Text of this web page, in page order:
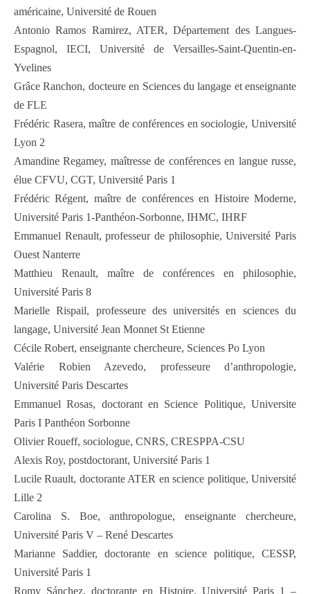
américaine, Université de Rouen
Antonio Ramos Ramirez, ATER, Département des Langues-
Espagnol, IECI, Université de Versailles-Saint-Quentin-en-
Yvelines
Grâce Ranchon, docteure en Sciences du langage et enseignante
de FLE
Frédéric Rasera, maître de conférences en sociologie, Université
Lyon 2
Amandine Regamey, maîtresse de conférences en langue russe,
élue CFVU, CGT, Université Paris 1
Frédéric Régent, maître de conférences en Histoire Moderne,
Université Paris 1-Panthéon-Sorbonne, IHMC, IHRF
Emmanuel Renault, professeur de philosophie, Université Paris
Ouest Nanterre
Matthieu Renault, maître de conférences en philosophie,
Université Paris 8
Marielle Rispail, professeure des universités en sciences du
langage, Université Jean Monnet St Etienne
Cécile Robert, enseignante chercheure, Sciences Po Lyon
Valérie Robien Azevedo, professeure d’anthropologie,
Université Paris Descartes
Emmanuel Rosas, doctorant en Science Politique, Universite
Paris I Panthéon Sorbonne
Olivier Roueff, sociologue, CNRS, CRESPPA-CSU
Alexis Roy, postdoctorant, Université Paris 1
Lucile Ruault, doctorante ATER en science politique, Université
Lille 2
Carolina S. Boe, anthropologue, enseignante chercheure,
Université Paris V – René Descartes
Marianne Saddier, doctorante en science politique, CESSP,
Université Paris 1
Romy Sánchez, doctorante en Histoire, Université Paris 1 –